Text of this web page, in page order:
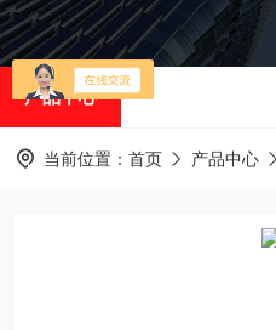
产品中心
当前位置： 首页 产品中心